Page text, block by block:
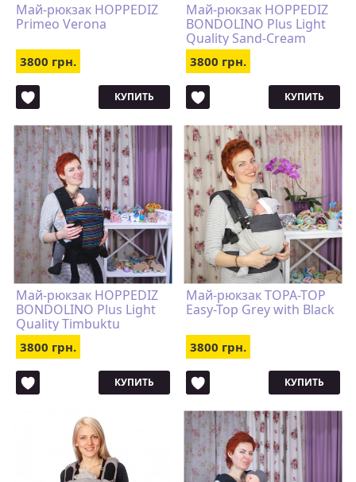
Май-рюкзак HOPPEDIZ
Primeo Verona
3800 грн.
КУПИТЬ
Май-рюкзак HOPPEDIZ
BONDOLINO Plus Light
Quality Sand-Cream
3800 грн.
КУПИТЬ
Май-рюкзак HOPPEDIZ
BONDOLINO Plus Light
Quality Timbuktu
3800 грн.
КУПИТЬ
Май-рюкзак TOPA-TOP
Easy-Top Grey with Black
3800 грн.
КУПИТЬ